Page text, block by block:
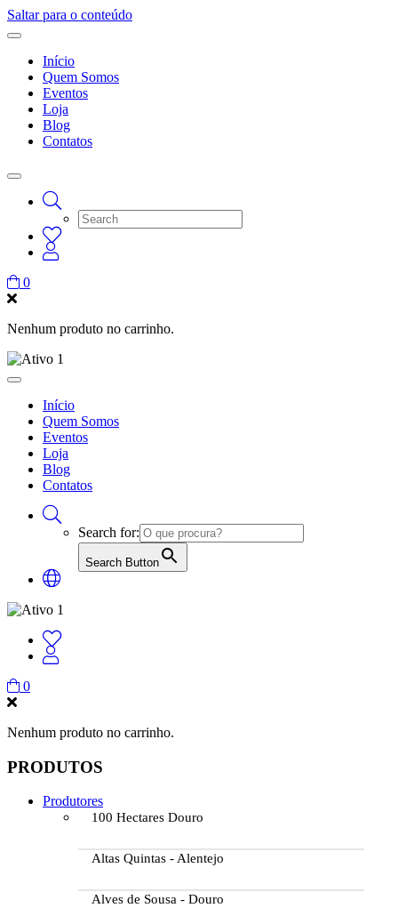
Saltar para o conteúdo
Início
Quem Somos
Eventos
Loja
Blog
Contatos
0
Nenhum produto no carrinho.
Início
Quem Somos
Eventos
Loja
Blog
Contatos
Search for:
Search Button
0
Nenhum produto no carrinho.
PRODUTOS
Produtores
100 Hectares Douro
Altas Quintas - Alentejo
Alves de Sousa - Douro